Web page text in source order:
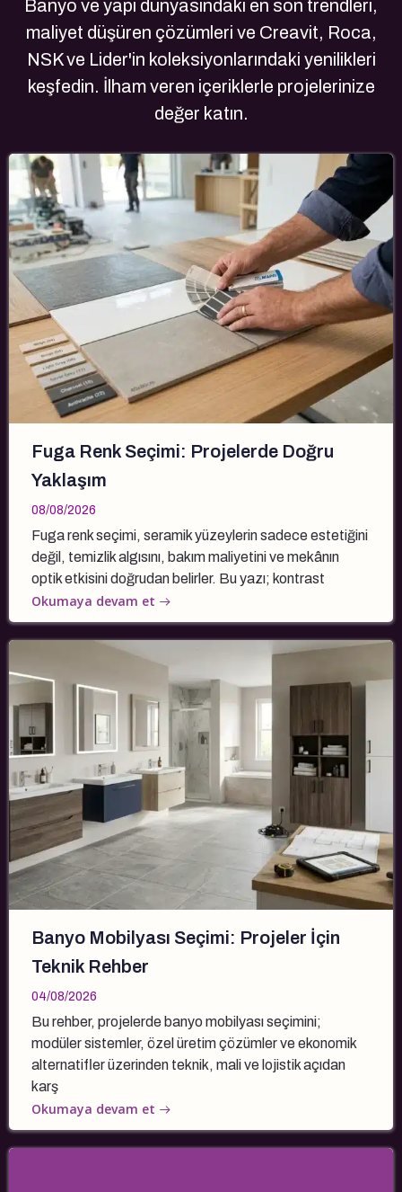
Banyo ve yapı dünyasındaki en son trendleri,
maliyet düşüren çözümleri ve Creavit, Roca,
NSK ve Lider'in koleksiyonlarındaki yenilikleri
keşfedin. İlham veren içeriklerle projelerinize
değer katın.
Fuga Renk Seçimi: Projelerde Doğru
Yaklaşım
08/08/2026
Fuga renk seçimi, seramik yüzeylerin sadece estetiğini
değil, temizlik algısını, bakım maliyetini ve mekânın
optik etkisini doğrudan belirler. Bu yazı; kontrast
Okumaya devam et
Banyo Mobilyası Seçimi: Projeler İçin
Teknik Rehber
04/08/2026
Bu rehber, projelerde banyo mobilyası seçimini;
modüler sistemler, özel üretim çözümler ve ekonomik
alternatifler üzerinden teknik, mali ve lojistik açıdan
karş
Okumaya devam et